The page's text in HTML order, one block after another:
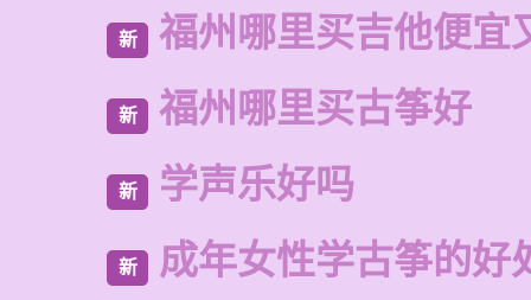
新 福州哪里买吉他便宜
新 福州哪里买古筝好
新 学声乐好吗
新 成年女性学古筝的好